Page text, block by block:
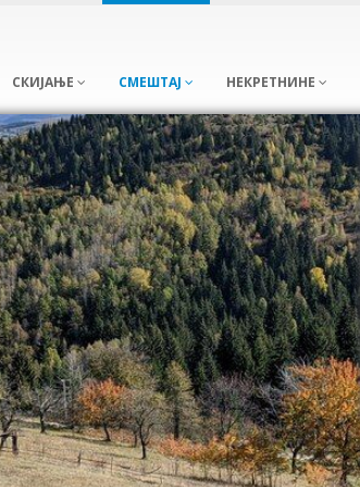
СКИЈАЊЕ СМЕШТАЈ НЕКРЕТНИНЕ